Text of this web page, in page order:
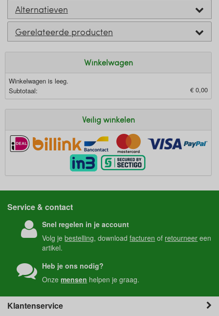
Alternatieven
Gerelateerde producten
Winkelwagen
Winkelwagen is leeg.
Subtotaal:
€ 0,00
Veilig winkelen
Service & contact
Snel regelen in je account
Volg jebestelling, downloadfacturen of retourneer een
artikel.
Heb je ons nodig?
Onzemensen helpen je graag.
Klantenservice